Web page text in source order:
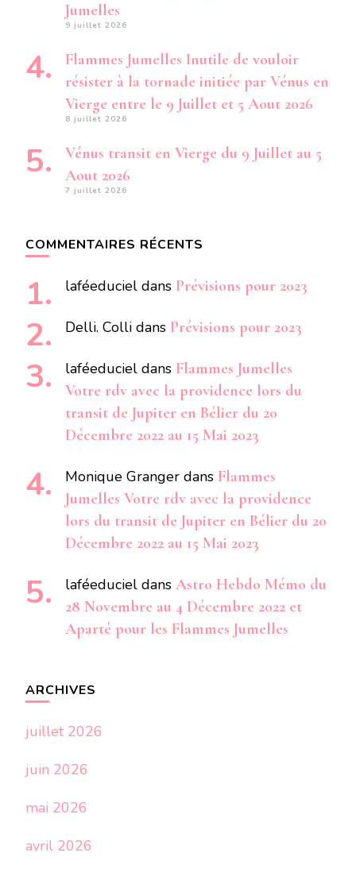
Jumelles
9 juillet 2026
Flammes Jumelles Inutile de vouloir
résister à la tornade initiée par Vénus en
Vierge entre le 9 Juillet et 5 Aout 2026
8 juillet 2026
Vénus transit en Vierge du 9 Juillet au 5
Aout 2026
7 juillet 2026
COMMENTAIRES RÉCENTS
laféeduciel dans Prévisions pour 2023
Delli. Colli dans Prévisions pour 2023
laféeduciel dans Flammes Jumelles
Votre rdv avec la providence lors du
transit de Jupiter en Bélier du 20
Décembre 2022 au 15 Mai 2023
Monique Granger dans Flammes
Jumelles Votre rdv avec la providence
lors du transit de Jupiter en Bélier du 20
Décembre 2022 au 15 Mai 2023
laféeduciel dans Astro Hebdo Mémo du
28 Novembre au 4 Décembre 2022 et
Aparté pour les Flammes Jumelles
ARCHIVES
juillet 2026
juin 2026
mai 2026
avril 2026